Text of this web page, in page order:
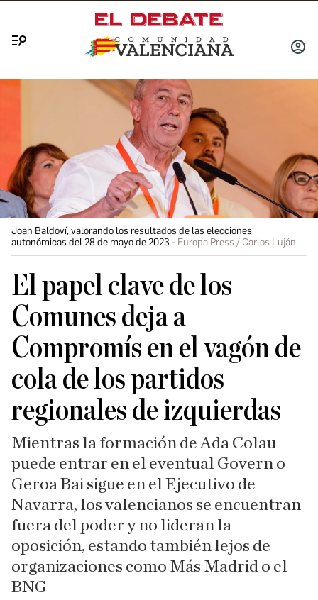
INICIAR
Joan Baldoví, valorando los resultados de las elecciones
autonómicas del 28 de mayo de 2023
Europa Press / Carlos Luján
El papel clave de los
Comunes deja a
Compromís en el vagón de
cola de los partidos
regionales de izquierdas
Mientras la formación de Ada Colau
puede entrar en el eventual Govern o
Geroa Bai sigue en el Ejecutivo de
Navarra, los valencianos se encuentran
fuera del poder y no lideran la
oposición, estando también lejos de
organizaciones como Más Madrid o el
BNG